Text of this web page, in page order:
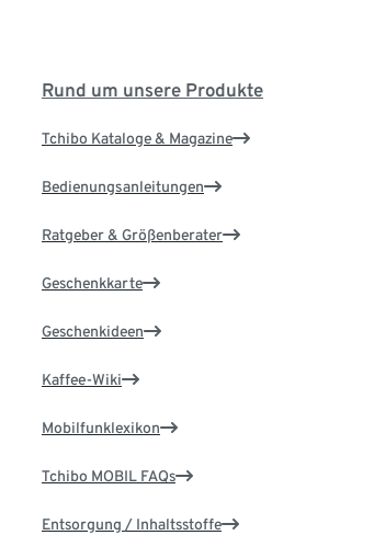
Rund um unsere Produkte
Tchibo Kataloge & Magazine
Bedienungsanleitungen
Ratgeber & Größenberater
Geschenkkarte
Geschenkideen
Kaffee-Wiki
Mobilfunklexikon
Tchibo MOBIL FAQs
Entsorgung / Inhaltsstoffe